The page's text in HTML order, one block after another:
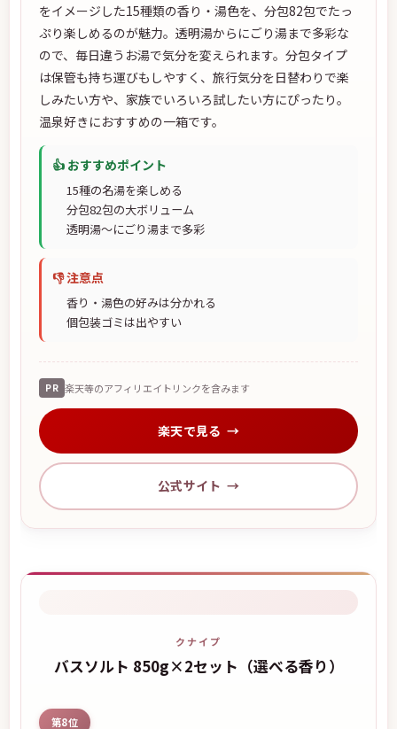
をイメージした15種類の香り・湯色を、分包82包でたっ
ぷり楽しめるのが魅力。透明湯からにごり湯まで多彩な
ので、毎日違うお湯で気分を変えられます。分包タイプ
は保管も持ち運びもしやすく、旅行気分を日替わりで楽
しみたい方や、家族でいろいろ試したい方にぴったり。
温泉好きにおすすめの一箱です。
👍 おすすめポイント
15種の名湯を楽しめる
分包82包の大ボリューム
透明湯〜にごり湯まで多彩
👎 注意点
香り・湯色の好みは分かれる
個包装ゴミは出やすい
PR 楽天等のアフィリエイトリンクを含みます
楽天で見る
公式サイト
クナイプ
バスソルト 850g×2セット（選べる香り）
第8位